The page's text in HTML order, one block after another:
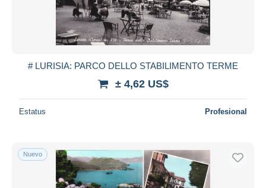
# LURISIA: PARCO DELLO STABILIMENTO TERME
± 4,62 US$
Estatus Profesional
Nuevo